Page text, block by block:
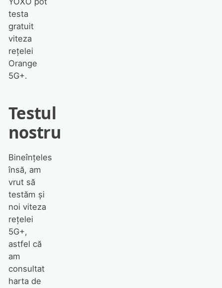
testa
gratuit
viteza
rețelei
Orange
5G+.
Testul
nostru
Bineînțeles
însă, am
vrut să
testăm și
noi viteza
rețelei
5G+,
astfel că
am
consultat
harta de